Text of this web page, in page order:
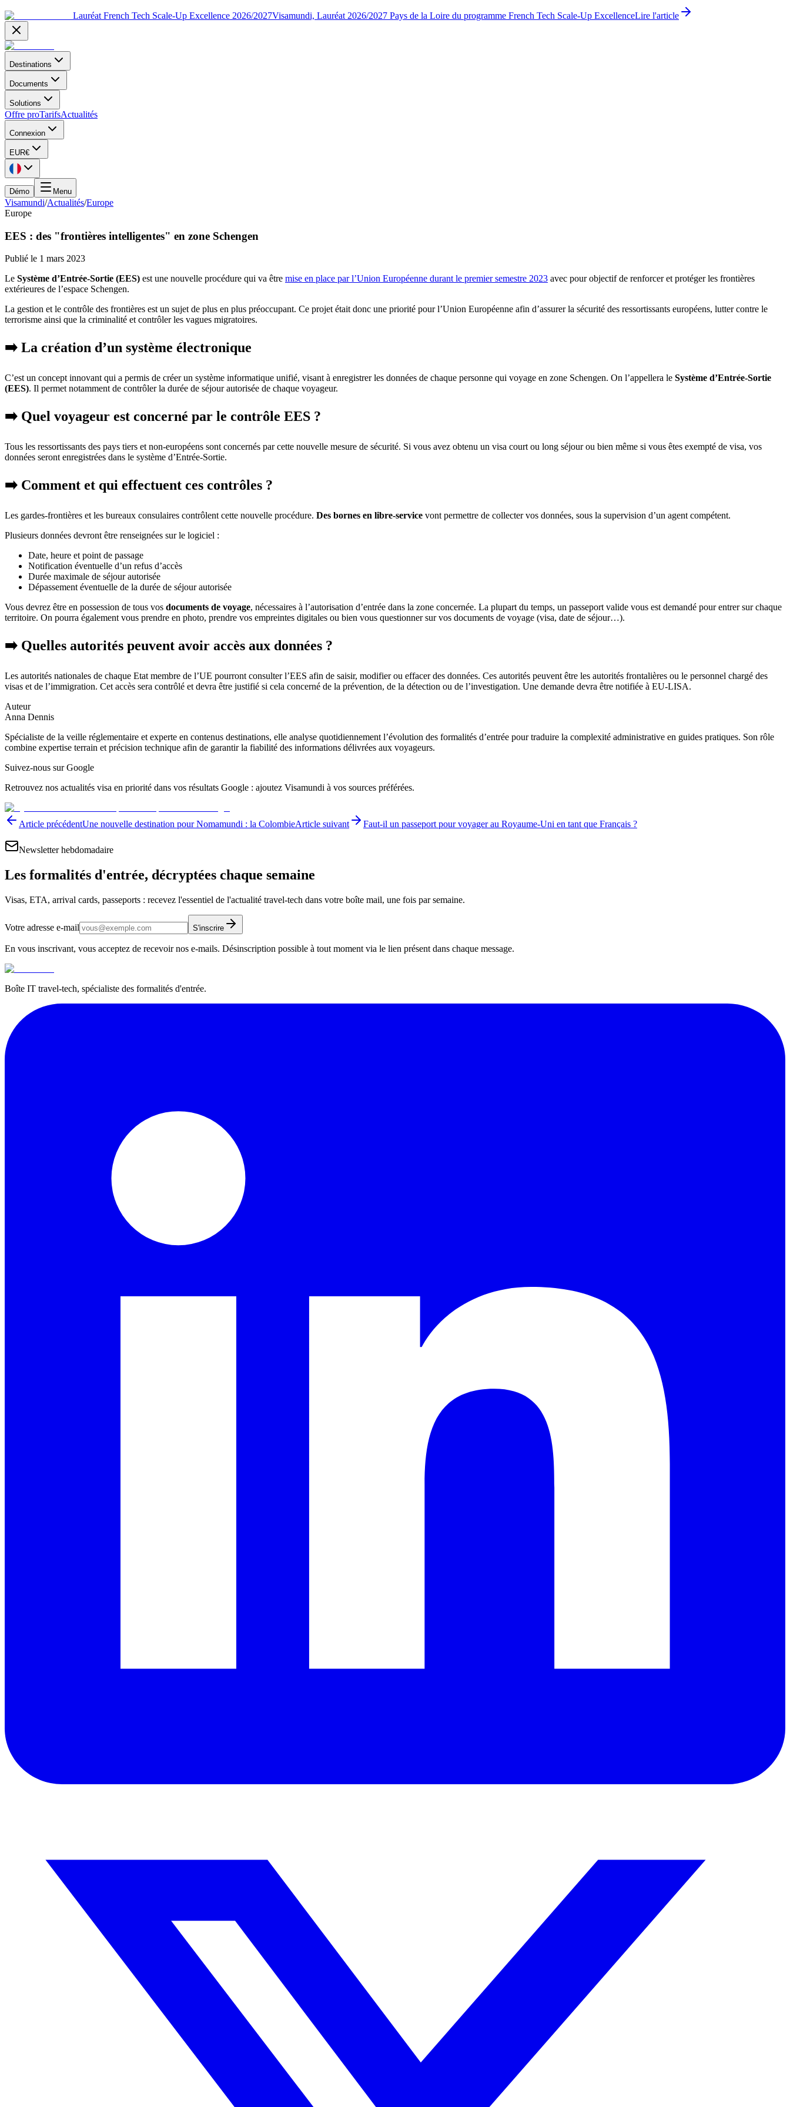
Lauréat French Tech Scale-Up Excellence 2026/2027Visamundi, Lauréat 2026/2027 Pays de la Loire du programme French Tech Scale-Up ExcellenceLire l'article
Destinations
Documents
Solutions
Offre proTarifsActualités
Connexion
EUR€
Démo Menu
Visamundi/Actualités/Europe
Europe
EES : des "frontières intelligentes" en zone Schengen
Publié le 1 mars 2023
Le Système d’Entrée-Sortie (EES) est une nouvelle procédure qui va être mise en place par l’Union Européenne durant le premier semestre 2023 avec pour objectif de renforcer et protéger les frontières
extérieures de l’espace Schengen.
La gestion et le contrôle des frontières est un sujet de plus en plus préoccupant. Ce projet était donc une priorité pour l’Union Européenne afin d’assurer la sécurité des ressortissants européens, lutter contre le
terrorisme ainsi que la criminalité et contrôler les vagues migratoires.
➡️ La création d’un système électronique
C’est un concept innovant qui a permis de créer un système informatique unifié, visant à enregistrer les données de chaque personne qui voyage en zone Schengen. On l’appellera le Système d’Entrée-Sortie
(EES). Il permet notamment de contrôler la durée de séjour autorisée de chaque voyageur.
➡️ Quel voyageur est concerné par le contrôle EES ?
Tous les ressortissants des pays tiers et non-européens sont concernés par cette nouvelle mesure de sécurité. Si vous avez obtenu un visa court ou long séjour ou bien même si vous êtes exempté de visa, vos
données seront enregistrées dans le système d’Entrée-Sortie.
➡️ Comment et qui effectuent ces contrôles ?
Les gardes-frontières et les bureaux consulaires contrôlent cette nouvelle procédure. Des bornes en libre-service vont permettre de collecter vos données, sous la supervision d’un agent compétent.
Plusieurs données devront être renseignées sur le logiciel :
Date, heure et point de passage
Notification éventuelle d’un refus d’accès
Durée maximale de séjour autorisée
Dépassement éventuelle de la durée de séjour autorisée
Vous devrez être en possession de tous vos documents de voyage, nécessaires à l’autorisation d’entrée dans la zone concernée. La plupart du temps, un passeport valide vous est demandé pour entrer sur chaque
territoire. On pourra également vous prendre en photo, prendre vos empreintes digitales ou bien vous questionner sur vos documents de voyage (visa, date de séjour…).
➡️ Quelles autorités peuvent avoir accès aux données ?
Les autorités nationales de chaque Etat membre de l’UE pourront consulter l’EES afin de saisir, modifier ou effacer des données. Ces autorités peuvent être les autorités frontalières ou le personnel chargé des
visas et de l’immigration. Cet accès sera contrôlé et devra être justifié si cela concerné de la prévention, de la détection ou de l’investigation. Une demande devra être notifiée à EU-LISA.
Auteur
Anna Dennis
Spécialiste de la veille réglementaire et experte en contenus destinations, elle analyse quotidiennement l’évolution des formalités d’entrée pour traduire la complexité administrative en guides pratiques. Son rôle
combine expertise terrain et précision technique afin de garantir la fiabilité des informations délivrées aux voyageurs.
Suivez-nous sur Google
Retrouvez nos actualités visa en priorité dans vos résultats Google : ajoutez Visamundi à vos sources préférées.
Article précédentUne nouvelle destination pour Nomamundi : la ColombieArticle suivant Faut-il un passeport pour voyager au Royaume-Uni en tant que Français ?
Newsletter hebdomadaire
Les formalités d'entrée, décryptées chaque semaine
Visas, ETA, arrival cards, passeports : recevez l'essentiel de l'actualité travel-tech dans votre boîte mail, une fois par semaine.
Votre adresse e-mail S'inscrire
En vous inscrivant, vous acceptez de recevoir nos e-mails. Désinscription possible à tout moment via le lien présent dans chaque message.
Boîte IT travel-tech, spécialiste des formalités d'entrée.